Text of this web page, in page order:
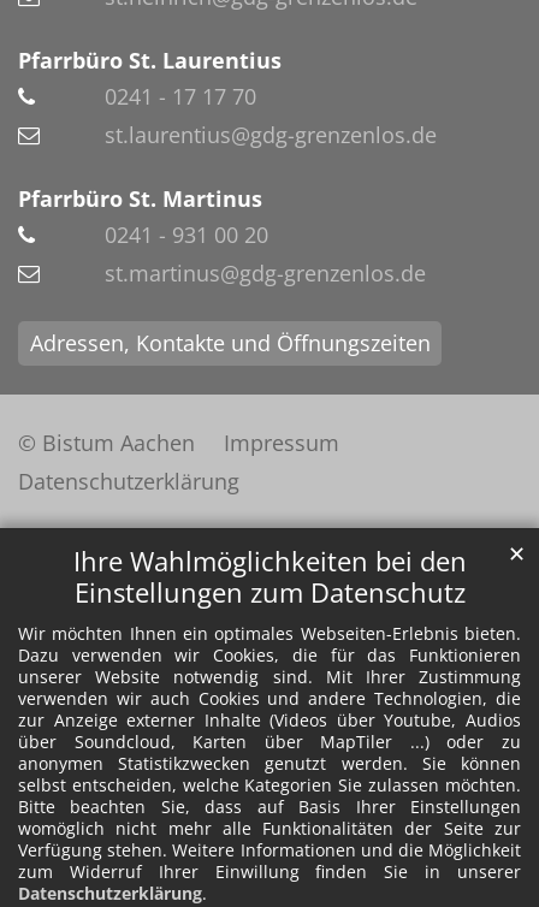
Ihre Wahlmöglichkeiten bei den
Einstellungen zum Datenschutz
Wir möchten Ihnen ein optimales Webseiten-Erlebnis bieten.
Dazu verwenden wir Cookies, die für das Funktionieren
unserer Website notwendig sind. Mit Ihrer Zustimmung
verwenden wir auch Cookies und andere Technologien, die
zur Anzeige externer Inhalte (Videos über Youtube, Audios
über Soundcloud, Karten über MapTiler ...) oder zu
anonymen Statistikzwecken genutzt werden. Sie können
selbst entscheiden, welche Kategorien Sie zulassen möchten.
Bitte beachten Sie, dass auf Basis Ihrer Einstellungen
womöglich nicht mehr alle Funktionalitäten der Seite zur
Verfügung stehen. Weitere Informationen und die Möglichkeit
zum Widerruf Ihrer Einwillung finden Sie in unserer
Datenschutzerklärung.
✕
Pfarrbüro St. Laurentius
0241 - 17 17 70
st.laurentius@gdg-grenzenlos.de
Pfarrbüro St. Martinus
0241 - 931 00 20
st.martinus@gdg-grenzenlos.de
Adressen, Kontakte und Öffnungszeiten
© Bistum Aachen
Impressum
Datenschutzerklärung